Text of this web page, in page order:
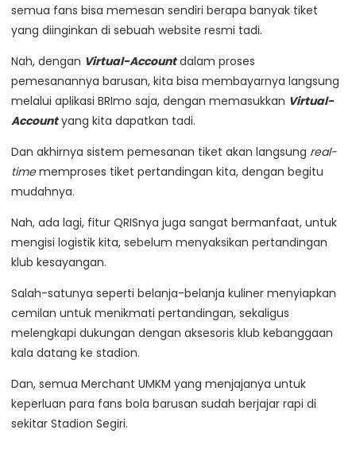
semua fans bisa memesan sendiri berapa banyak tiket
yang diinginkan di sebuah website resmi tadi.
Nah, dengan Virtual-Accountdalam proses
pemesanannya barusan, kita bisa membayarnya langsung
melalui aplikasi BRImo saja, dengan memasukkan Virtual-
Accountyang kita dapatkan tadi.
Dan akhirnya sistem pemesanan tiket akan langsung real-
timememproses tiket pertandingan kita, dengan begitu
mudahnya.
Nah, ada lagi, fitur QRISnya juga sangat bermanfaat, untuk
mengisi logistik kita, sebelum menyaksikan pertandingan
klub kesayangan.
Salah-satunya seperti belanja-belanja kuliner menyiapkan
cemilan untuk menikmati pertandingan, sekaligus
melengkapi dukungan dengan aksesoris klub kebanggaan
kala datang ke stadion.
Dan, semua Merchant UMKM yang menjajanya untuk
keperluan para fans bola barusan sudah berjajar rapi di
sekitar Stadion Segiri.